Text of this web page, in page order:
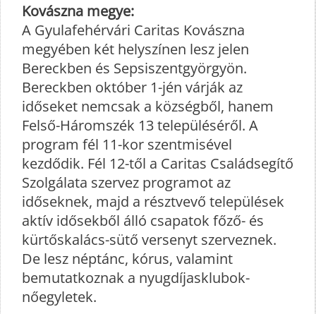
Kovászna megye:
A Gyulafehérvári Caritas Kovászna
megyében két helyszínen lesz jelen
Bereckben és Sepsiszentgyörgyön.
Bereckben október 1-jén várják az
időseket nemcsak a községből, hanem
Felső-Háromszék 13 településéről. A
program fél 11-kor szentmisével
kezdődik. Fél 12-től a Caritas Családsegítő
Szolgálata szervez programot az
időseknek, majd a résztvevő települések
aktív idősekből álló csapatok főző- és
kürtőskalács-sütő versenyt szerveznek.
De lesz néptánc, kórus, valamint
bemutatkoznak a nyugdíjasklubok-
nőegyletek.